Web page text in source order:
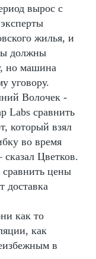
вырос с
жилья, и
должны
но машина
уговору.
Волочек -
Labs сравнить
который взял
во время
Цветков.
сравнить цены
доставка
как то
как
в